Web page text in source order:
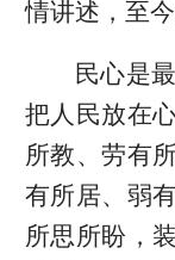
情讲述，至
民心是
把人民放在
所教、劳有
有所居、弱
所思所盼，